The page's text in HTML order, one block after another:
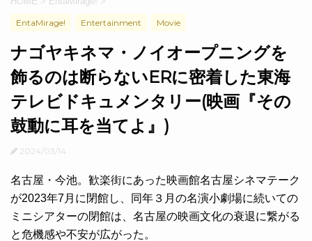
EntaMirage! Entertainment Movie
ナゴヤキネマ・ノイオープニングを
飾るのは断らないERに密着した東海
テレビドキュメンタリー(映画『その
鼓動に耳を当てよ』)
2024/03/14
名古屋・今池。歓楽街にあった映画館名古屋シネマテーク
が2023年7月に閉館し、同年３月の名演小劇場に続いての
ミニシアターの閉館は、名古屋の映画文化の衰退に繋がる
と危機感や不安が広がった。